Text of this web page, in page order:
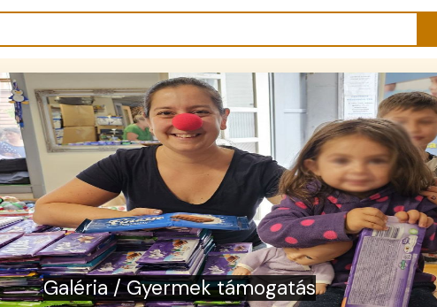
Galéria / Csoki gyűjtés - Szeretetcsoki